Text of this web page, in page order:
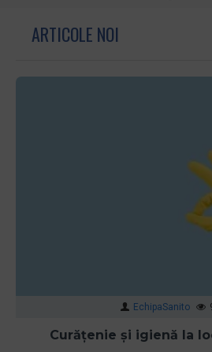
ARTICOLE NOI
EchipaSanito
Curățenie și igienă la